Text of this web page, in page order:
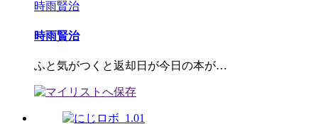
時雨賢治
時雨賢治
ふと気がつくと返却日が今日の本が…